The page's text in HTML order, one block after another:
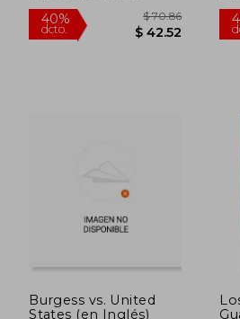
Burgess vs. United
States (en Inglés)